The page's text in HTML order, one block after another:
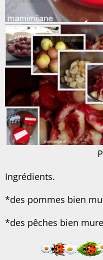
Pour 5 kg
Ingrédients.
*des pommes bien
*des pêches bien